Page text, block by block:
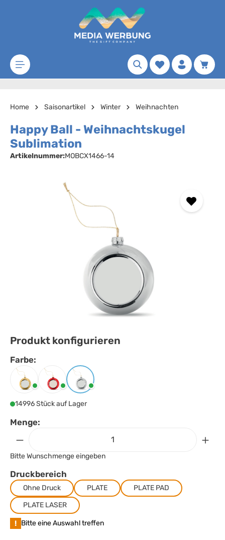
Zum Hauptinhalt springen
Merkzettel
Home Saisonartikel Winter Weihnachten
Happy Ball - Weihnachtskugel
Sublimation
Artikelnummer:MOBCX1466-14
Bildergalerie überspringen
Produkt konfigurieren
Farbe:
Farbe auswählen
Golden Rot Silber
14996 Stück auf Lager
Menge:
Bitte Wunschmenge eingeben
Druckbereich
Ohne Druck PLATE
PLATE PAD
PLATE LASER
! Bitte eine Auswahl treffen